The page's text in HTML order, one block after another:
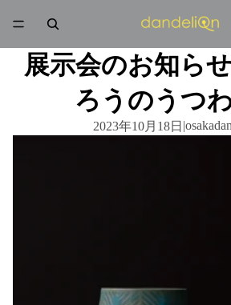
展示会のお知ら
ろうのうつわ
2023年10月18日 |